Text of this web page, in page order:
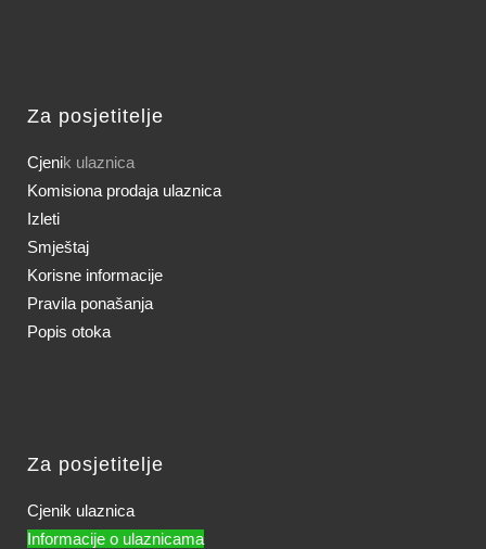
Za posjetitelje
Cjenik ulaznica
Komisiona prodaja ulaznica
Izleti
Smještaj
Korisne informacije
Pravila ponašanja
Popis otoka
Za posjetitelje
Cjenik ulaznica
Informacije o ulaznicama